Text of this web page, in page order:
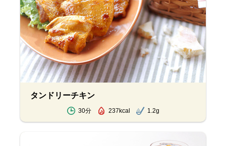
タンドリーチキン
30分 237kcal 1.2g